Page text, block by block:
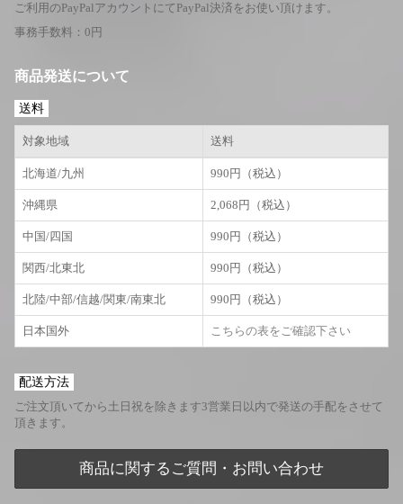
ご利用のPayPalアカウントにてPayPal決済をお使い頂けます。
事務手数料：0円
商品発送について
送料
対象地域 送料
北海道/九州 990円（税込）
沖縄県 2,068円（税込）
中国/四国 990円（税込）
関西/北東北 990円（税込）
北陸/中部/信越/関東/南東北 990円（税込）
日本国外 こちらの表をご確認下さい
配送方法
ご注文頂いてから土日祝を除きます3営業日以内で発送の手配をさせて
頂きます。
商品に関するご質問・お問い合わせ